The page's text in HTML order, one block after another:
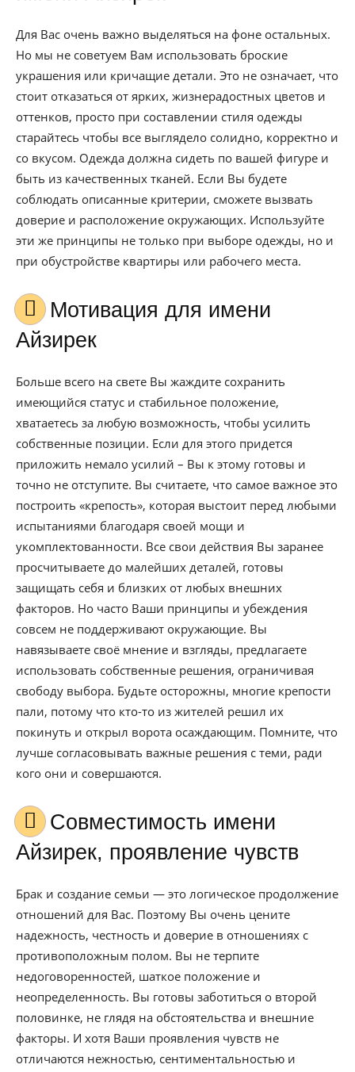
Для Вас очень важно выделяться на фоне остальных.
Но мы не советуем Вам использовать броские
украшения или кричащие детали. Это не означает, что
стоит отказаться от ярких, жизнерадостных цветов и
оттенков, просто при составлении стиля одежды
старайтесь чтобы все выглядело солидно, корректно и
со вкусом. Одежда должна сидеть по вашей фигуре и
быть из качественных тканей. Если Вы будете
соблюдать описанные критерии, сможете вызвать
доверие и расположение окружающих. Используйте
эти же принципы не только при выборе одежды, но и
при обустройстве квартиры или рабочего места.
Мотивация для имени
Айзирек
Больше всего на свете Вы жаждите сохранить
имеющийся статус и стабильное положение,
хватаетесь за любую возможность, чтобы усилить
собственные позиции. Если для этого придется
приложить немало усилий – Вы к этому готовы и
точно не отступите. Вы считаете, что самое важное это
построить «крепость», которая выстоит перед любыми
испытаниями благодаря своей мощи и
укомплектованности. Все свои действия Вы заранее
просчитываете до малейших деталей, готовы
защищать себя и близких от любых внешних
факторов. Но часто Ваши принципы и убеждения
совсем не поддерживают окружающие. Вы
навязываете своё мнение и взгляды, предлагаете
использовать собственные решения, ограничивая
свободу выбора. Будьте осторожны, многие крепости
пали, потому что кто-то из жителей решил их
покинуть и открыл ворота осаждающим. Помните, что
лучше согласовывать важные решения с теми, ради
кого они и совершаются.
Совместимость имени
Айзирек, проявление чувств
Брак и создание семьи — это логическое продолжение
отношений для Вас. Поэтому Вы очень цените
надежность, честность и доверие в отношениях с
противоположным полом. Вы не терпите
недоговоренностей, шаткое положение и
неопределенность. Вы готовы заботиться о второй
половинке, не глядя на обстоятельства и внешние
факторы. И хотя Ваши проявления чувств не
отличаются нежностью, сентиментальностью и